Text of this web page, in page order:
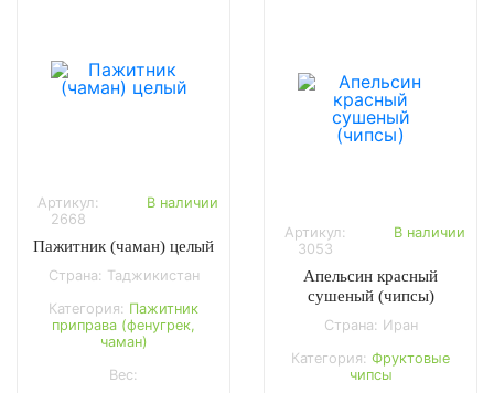
Артикул:
2668
В наличии
Пажитник (чаман) целый
Страна: Таджикистан
Категория: Пажитник
приправа (фенугрек,
чаман)
Вес:
Артикул:
3053
В наличии
Апельсин красный
сушеный (чипсы)
Страна: Иран
Категория: Фруктовые
чипсы